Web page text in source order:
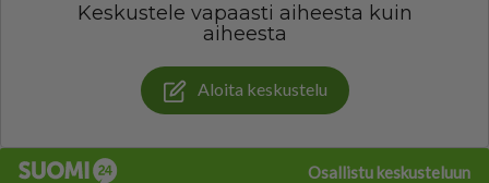
Keskustele vapaasti aiheesta kuin
aiheesta
Aloita keskustelu
Osallistu keskusteluun